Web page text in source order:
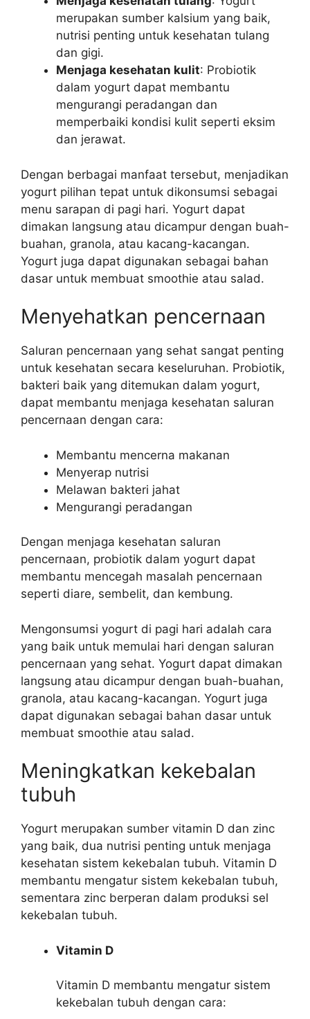
merupakan sumber kalsium yang baik,
nutrisi penting untuk kesehatan tulang
dan gigi.
Menjaga kesehatan kulit: Probiotik
dalam yogurt dapat membantu
mengurangi peradangan dan
memperbaiki kondisi kulit seperti eksim
dan jerawat.
Dengan berbagai manfaat tersebut, menjadikan
yogurt pilihan tepat untuk dikonsumsi sebagai
menu sarapan di pagi hari. Yogurt dapat
dimakan langsung atau dicampur dengan buah-
buahan, granola, atau kacang-kacangan.
Yogurt juga dapat digunakan sebagai bahan
dasar untuk membuat smoothie atau salad.
Menyehatkan pencernaan
Saluran pencernaan yang sehat sangat penting
untuk kesehatan secara keseluruhan. Probiotik,
bakteri baik yang ditemukan dalam yogurt,
dapat membantu menjaga kesehatan saluran
pencernaan dengan cara:
Membantu mencerna makanan
Menyerap nutrisi
Melawan bakteri jahat
Mengurangi peradangan
Dengan menjaga kesehatan saluran
pencernaan, probiotik dalam yogurt dapat
membantu mencegah masalah pencernaan
seperti diare, sembelit, dan kembung.
Mengonsumsi yogurt di pagi hari adalah cara
yang baik untuk memulai hari dengan saluran
pencernaan yang sehat. Yogurt dapat dimakan
langsung atau dicampur dengan buah-buahan,
granola, atau kacang-kacangan. Yogurt juga
dapat digunakan sebagai bahan dasar untuk
membuat smoothie atau salad.
Meningkatkan kekebalan
tubuh
Yogurt merupakan sumber vitamin D dan zinc
yang baik, dua nutrisi penting untuk menjaga
kesehatan sistem kekebalan tubuh. Vitamin D
membantu mengatur sistem kekebalan tubuh,
sementara zinc berperan dalam produksi sel
kekebalan tubuh.
Vitamin D
Vitamin D membantu mengatur sistem
kekebalan tubuh dengan cara: